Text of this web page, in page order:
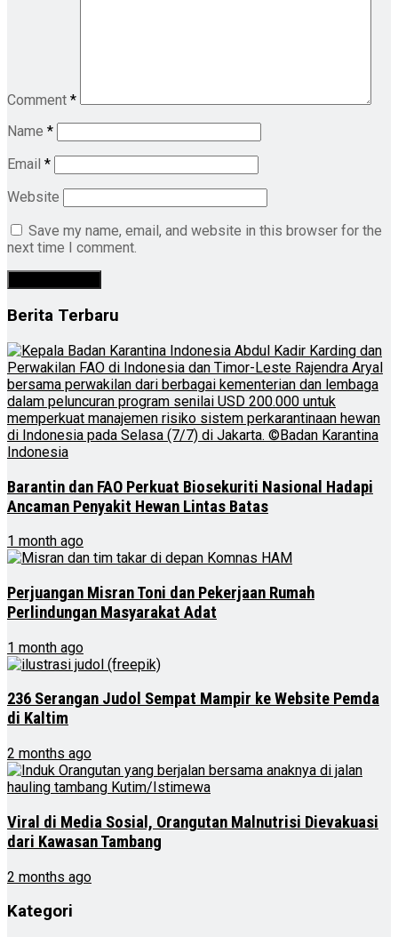
Comment *
Name *
Email *
Website
Save my name, email, and website in this browser for the
next time I comment.
Berita Terbaru
Barantin dan FAO Perkuat Biosekuriti Nasional Hadapi
Ancaman Penyakit Hewan Lintas Batas
1 month ago
Perjuangan Misran Toni dan Pekerjaan Rumah
Perlindungan Masyarakat Adat
1 month ago
236 Serangan Judol Sempat Mampir ke Website Pemda
di Kaltim
2 months ago
Viral di Media Sosial, Orangutan Malnutrisi Dievakuasi
dari Kawasan Tambang
2 months ago
Kategori